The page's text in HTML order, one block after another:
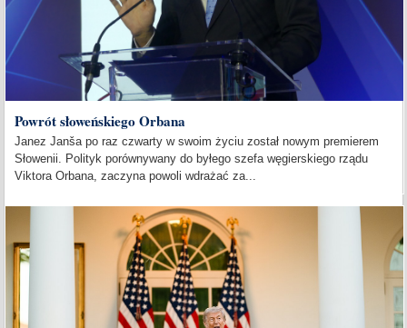
Powrót słoweńskiego Orbana
Janez Janša po raz czwarty w swoim życiu został nowym premierem
Słowenii. Polityk porównywany do byłego szefa węgierskiego rządu
Viktora Orbana, zaczyna powoli wdrażać za...